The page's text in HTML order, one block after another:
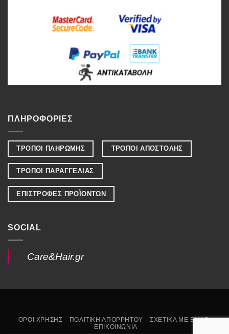
ΠΛΗΡΟΦΟΡΙΕΣ
ΤΡΟΠΟΙ ΠΛΗΡΩΜΗΣ ΤΡΟΠΟΙ ΑΠΟΣΤΟΛΗΣ
ΤΡΟΠΟΙ ΠΑΡΑΓΓΕΛΙΑΣ
ΕΠΙΣΤΡΟΦΕΣ ΠΡΟΪΟΝΤΩΝ
SOCIAL
Care&Hair.gr
ΟΡΟΙ ΧΡΗΣΗΣ ΠΟΛΙΤΙΚΗ ΑΠΟΡΡΗΤΟΥ
ΣΧΕΤΙΚΑ ΜΕ ΕΜΑΣ
ΕΠΙΚΟΙΝΩΝΙΑ